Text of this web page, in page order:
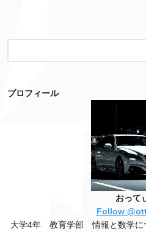
プロフィール
おって
Follow
大学4年 教育学部 情報と数学に